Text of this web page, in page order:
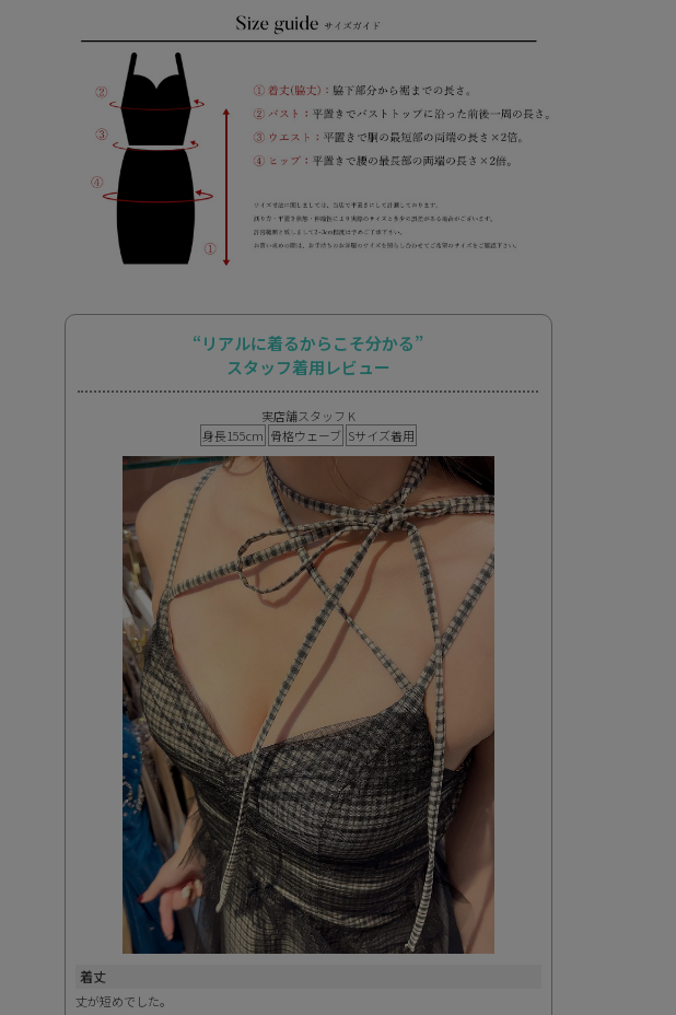
“リアルに着るからこそ分かる”
スタッフ着用レビュー
実店舗スタッフ K
身長155cm 骨格ウェーブ Sサイズ着用
着丈
丈が短めでした。